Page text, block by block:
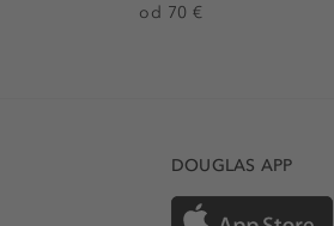
od 70 €
DOUGLAS APP